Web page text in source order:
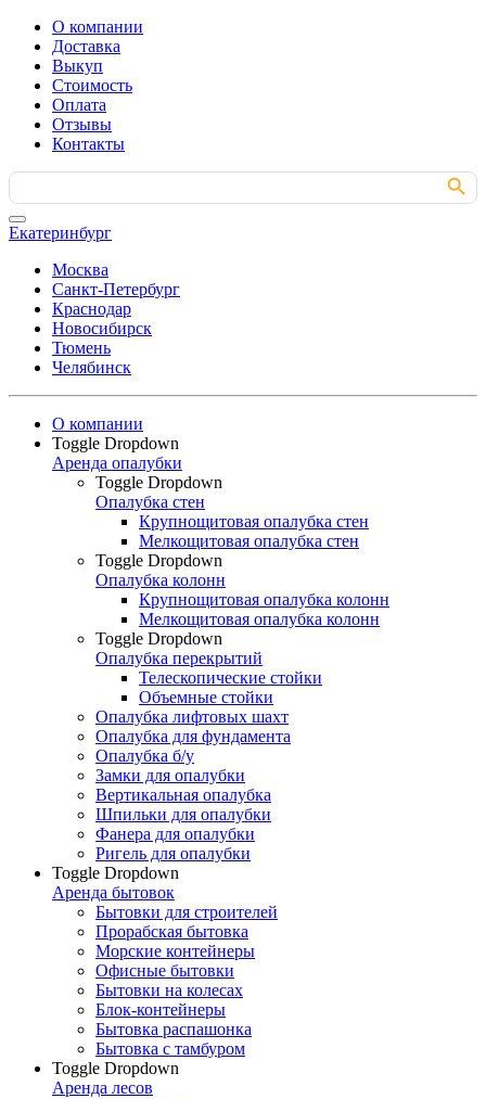
О компании
Доставка
Выкуп
Стоимость
Оплата
Отзывы
Контакты
Search
for:
Search Button
Екатеринбург
Москва
Санкт-Петербург
Краснодар
Новосибирск
Тюмень
Челябинск
О компании
Toggle Dropdown
Аренда опалубки
Toggle Dropdown
Опалубка стен
Крупнощитовая опалубка стен
Мелкощитовая опалубка стен
Toggle Dropdown
Опалубка колонн
Крупнощитовая опалубка колонн
Мелкощитовая опалубка колонн
Toggle Dropdown
Опалубка перекрытий
Телескопические стойки
Объемные стойки
Опалубка лифтовых шахт
Опалубка для фундамента
Опалубка б/у
Замки для опалубки
Вертикальная опалубка
Шпильки для опалубки
Фанера для опалубки
Ригель для опалубки
Toggle Dropdown
Аренда бытовок
Бытовки для строителей
Прорабская бытовка
Морские контейнеры
Офисные бытовки
Бытовки на колесах
Блок-контейнеры
Бытовка распашонка
Бытовка с тамбуром
Toggle Dropdown
Аренда лесов